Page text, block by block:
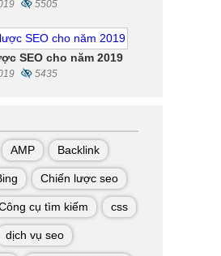
5505
SEO cho năm 2019
5435
AMP Backlink
Chiến lược seo
cụ tìm kiếm css
dịch vụ seo